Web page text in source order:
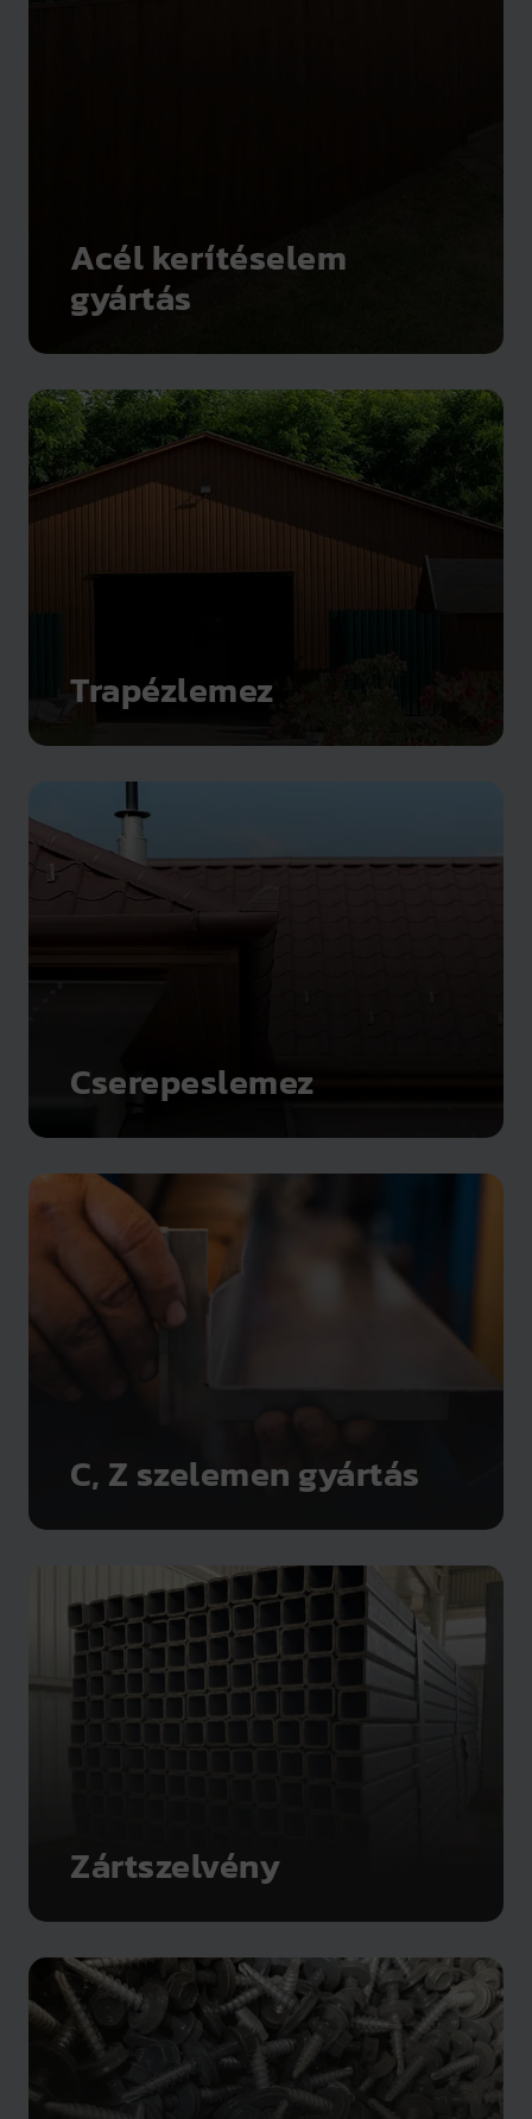
Acél kerítéselem
gyártás
Trapézlemez
Cserepeslemez
C, Z szelemen gyártás
Zártszelvény